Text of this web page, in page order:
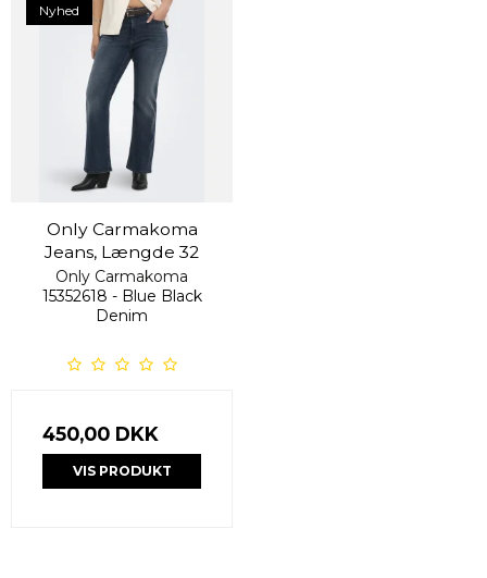
Nyhed
Only Carmakoma
Jeans, Længde 32
Only Carmakoma
15352618 - Blue Black
Denim
450,00 DKK
VIS PRODUKT